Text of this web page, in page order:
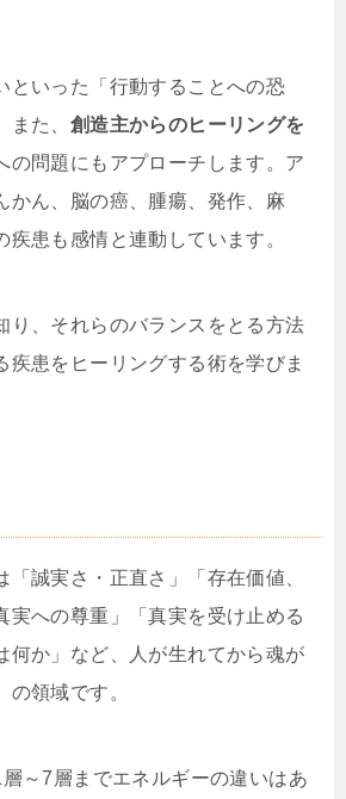
といった「行動することへの恐
た、 創造主からのヒーリングを
の問題にもアプローチします。ア
かん、脳の癌、腫瘍、発作、麻
疾患も感情と連動しています。
り、それらのバランスをとる方法
疾患をヒーリングする術を学びま
「誠実さ・正直さ」「存在価値、
実への尊重」「真実を受け止める
何か」など、人が生れてから魂が
領域です。
～7層までエネルギーの違いはあ